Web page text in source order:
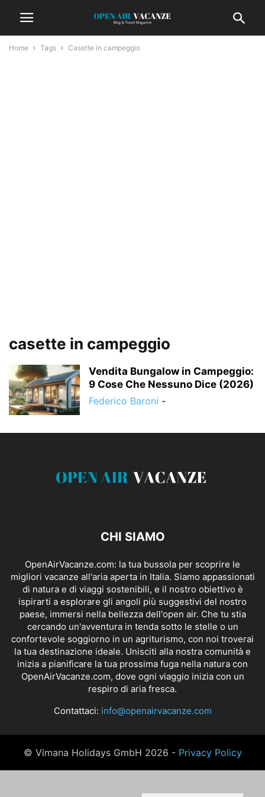
Home Tags Casette in campeggio
casette in campeggio
Vendita Bungalow in Campeggio:
9 Cose Che Nessuno Dice (2026)
Federico Baroni -
CHI SIAMO
OpenAirVacanze.com: la tua bussola per scoprire le
migliori vacanze all'aria aperta in Italia. Siamo appassionati
di natura e di viaggi sostenibili, e il nostro obiettivo è
ispirarti a esplorare gli angoli più suggestivi del nostro
paese, immersi nella bellezza dell'open air. Che tu stia
cercando un'avventura in tenda sotto le stelle o un
confortevole soggiorno in un agriturismo, con noi troverai
la tua destinazione ideale. Unisciti alla nostra comunità e
inizia a pianificare la tua prossima fuga nella natura con
OpenAirVacanze.com, dove ogni viaggio inizia con un
respiro di aria fresca.
Contattaci: info@openairvacanze.com
© Vimana Holidays GmbH 2026 - Privacy Policy